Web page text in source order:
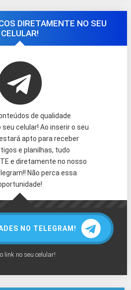
DIRETAMENTE NO SEU
CELULAR!
de qualidade
celular! Ao inserir o seu
apto para receber
e planilhas, tudo
e diretamente no nosso
Não perca essa
NO TELEGRAM!
link no seu celular!